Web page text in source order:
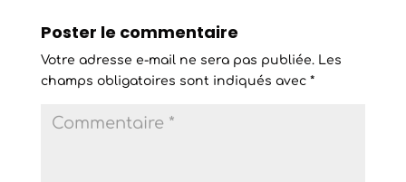
Poster le commentaire
Votre adresse e-mail ne sera pas publiée. Les
champs obligatoires sont indiqués avec *